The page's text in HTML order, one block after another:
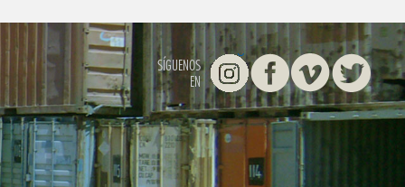
SÍGUENOS
EN
InstagramFacebookVimeoTwitter